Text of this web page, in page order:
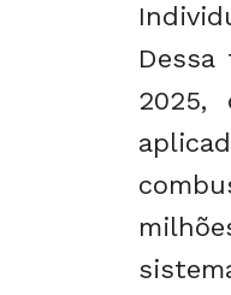
2025,